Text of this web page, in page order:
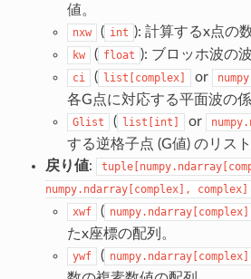
値。
nxw ( int ): 計算するx点の数
kw ( float ): ブロッホ波の波
ci ( list[complex] or
各G点に対応する平面波の係
Glist ( list[int] or
する逆格子点 (G値) のリスト
戻り値:
numpy.ndarray[complex],
complex]
xwf ( numpy.ndarray[complex]
たx座標の配列。
ywf ( numpy.ndarray[complex]